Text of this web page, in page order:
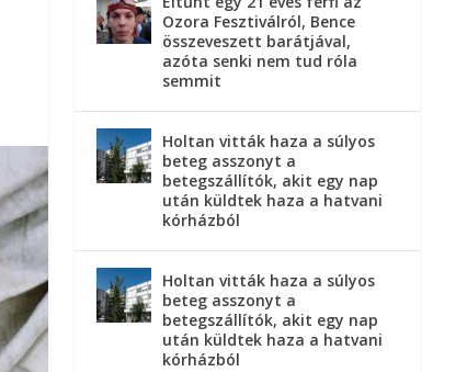
Ozora Fesztiválról, Bence
összeveszett barátjával,
azóta senki nem tud róla
semmit
Holtan vitták haza a súlyos
beteg asszonyt a
betegszállítók, akit egy nap
után küldtek haza a hatvani
kórházból
Holtan vitták haza a súlyos
beteg asszonyt a
betegszállítók, akit egy nap
után küldtek haza a hatvani
kórházból